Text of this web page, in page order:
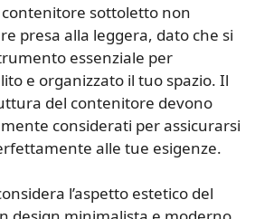
contenitore sottoletto non
presa alla leggera, dato che si
essenziale per
e organizzato il tuo spazio. Il
del contenitore devono
considerati per assicurarsi
alle tue esigenze.
l’aspetto estetico del